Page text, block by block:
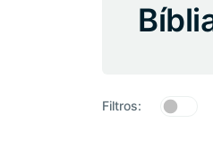
Filtros: